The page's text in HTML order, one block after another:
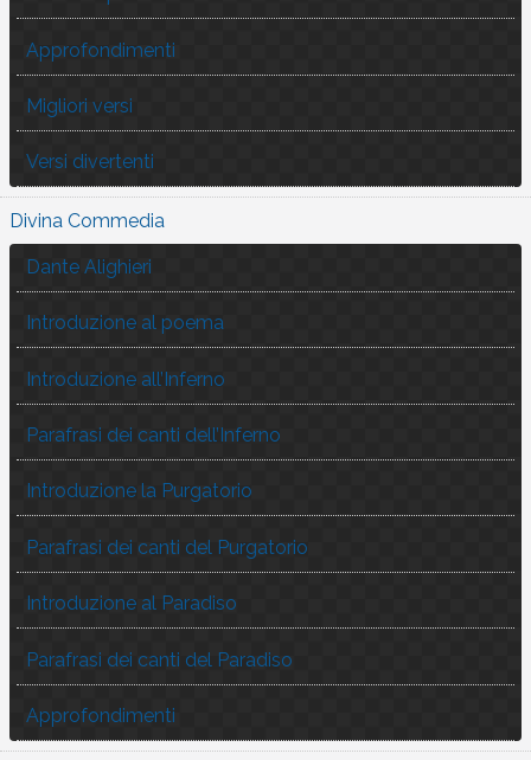
Approfondimenti
Migliori versi
Versi divertenti
Divina Commedia
Dante Alighieri
Introduzione al poema
Introduzione all’Inferno
Parafrasi dei canti dell’Inferno
Introduzione la Purgatorio
Parafrasi dei canti del Purgatorio
Introduzione al Paradiso
Parafrasi dei canti del Paradiso
Approfondimenti